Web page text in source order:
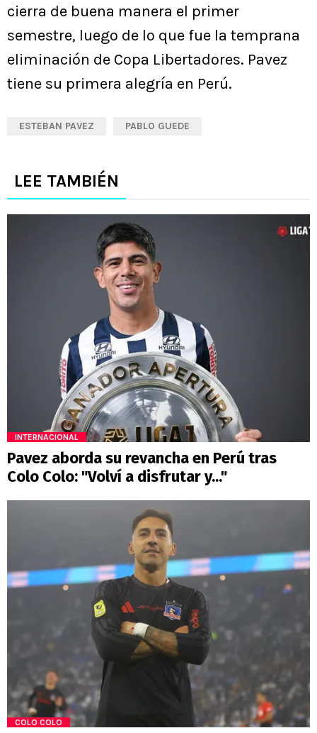
cierra de buena manera el primer
semestre, luego de lo que fue la temprana
eliminación de Copa Libertadores. Pavez
tiene su primera alegría en Perú.
ESTEBAN PAVEZ PABLO GUEDE
LEE TAMBIÉN
INTERNACIONAL
Pavez aborda su revancha en Perú tras
Colo Colo: "Volví a disfrutar y..."
COLO COLO